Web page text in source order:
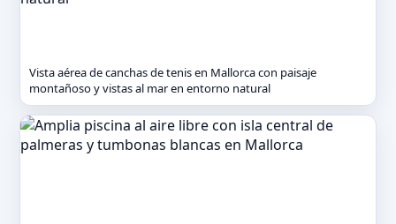
Vista aérea de canchas de tenis en Mallorca con paisaje
montañoso y vistas al mar en entorno natural